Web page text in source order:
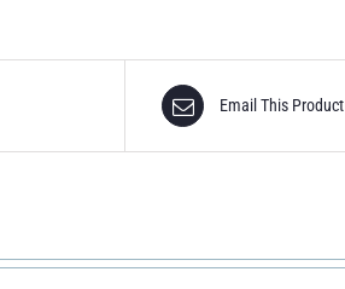
Email This Product